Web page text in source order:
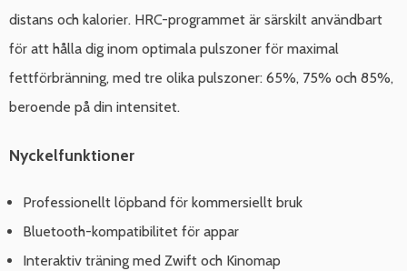
distans och kalorier. HRC-programmet är särskilt användbart
för att hålla dig inom optimala pulszoner för maximal
fettförbränning, med tre olika pulszoner: 65%, 75% och 85%,
beroende på din intensitet.
Nyckelfunktioner
Professionellt löpband för kommersiellt bruk
Bluetooth-kompatibilitet för appar
Interaktiv träning med Zwift och Kinomap